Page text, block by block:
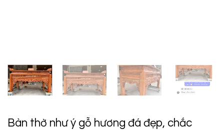
Bàn thờ như ý gỗ hương đá đẹp, chắc